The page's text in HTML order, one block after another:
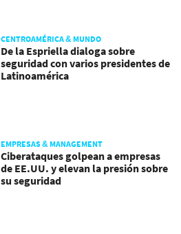
CENTROAMÉRICA & MUNDO
De la Espriella dialoga sobre
seguridad con varios presidentes de
Latinoamérica
EMPRESAS & MANAGEMENT
Ciberataques golpean a empresas
de EE.UU. y elevan la presión sobre
su seguridad